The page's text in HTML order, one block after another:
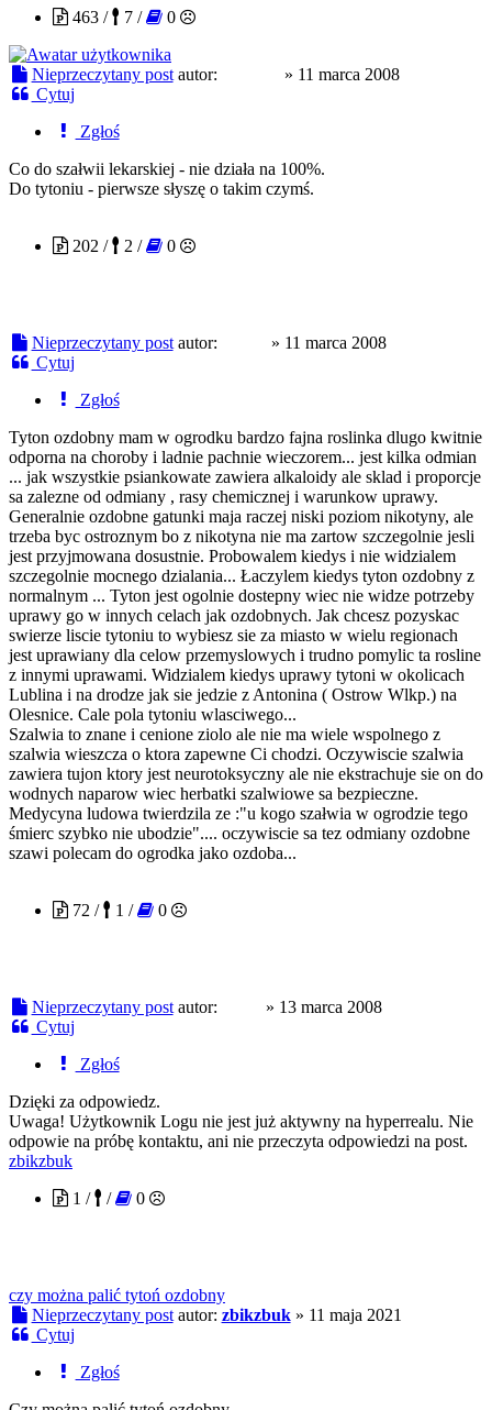
463 /
7 / 0
Nieprzeczytany post autor: » 11 marca 2008
Cytuj
Zgłoś
Co do szałwii lekarskiej - nie działa na 100%.
Do tytoniu - pierwsze słyszę o takim czymś.
202 /
2 / 0
Nieprzeczytany post autor: » 11 marca 2008
Cytuj
Zgłoś
Tyton ozdobny mam w ogrodku bardzo fajna roslinka dlugo kwitnie
odporna na choroby i ladnie pachnie wieczorem... jest kilka odmian
... jak wszystkie psiankowate zawiera alkaloidy ale sklad i proporcje
sa zalezne od odmiany , rasy chemicznej i warunkow uprawy.
Generalnie ozdobne gatunki maja raczej niski poziom nikotyny, ale
trzeba byc ostroznym bo z nikotyna nie ma zartow szczegolnie jesli
jest przyjmowana dosustnie. Probowalem kiedys i nie widzialem
szczegolnie mocnego dzialania... Łaczylem kiedys tyton ozdobny z
normalnym ... Tyton jest ogolnie dostepny wiec nie widze potrzeby
uprawy go w innych celach jak ozdobnych. Jak chcesz pozyskac
swierze liscie tytoniu to wybiesz sie za miasto w wielu regionach
jest uprawiany dla celow przemyslowych i trudno pomylic ta rosline
z innymi uprawami. Widzialem kiedys uprawy tytoni w okolicach
Lublina i na drodze jak sie jedzie z Antonina ( Ostrow Wlkp.) na
Olesnice. Cale pola tytoniu wlasciwego...
Szalwia to znane i cenione ziolo ale nie ma wiele wspolnego z
szalwia wieszcza o ktora zapewne Ci chodzi. Oczywiscie szalwia
zawiera tujon ktory jest neurotoksyczny ale nie ekstrachuje sie on do
wodnych naparow wiec herbatki szalwiowe sa bezpieczne.
Medycyna ludowa twierdzila ze :"u kogo szałwia w ogrodzie tego
śmierc szybko nie ubodzie".... oczywiscie sa tez odmiany ozdobne
szawi polecam do ogrodka jako ozdoba...
72 /
1 / 0
Nieprzeczytany post autor: » 13 marca 2008
Cytuj
Zgłoś
Dzięki za odpowiedz.
Uwaga! Użytkownik Logu nie jest już aktywny na hyperrealu. Nie
odpowie na próbę kontaktu, ani nie przeczyta odpowiedzi na post.
zbikzbuk
1 /
/ 0
czy można palić tytoń ozdobny
Nieprzeczytany post autor: zbikzbuk» 11 maja 2021
Cytuj
Zgłoś